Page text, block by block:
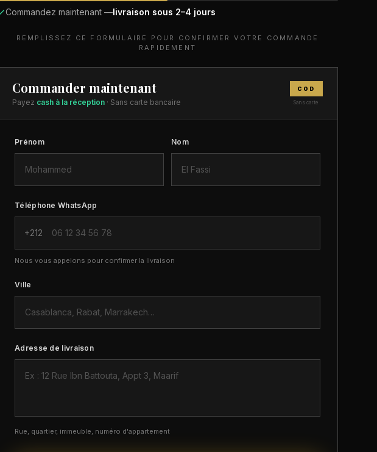
Commandez maintenant —livraison sous 2–4 jours
REMPLISSEZ CE FORMULAIRE POUR CONFIRMER VOTRE COMMANDE
RAPIDEMENT
Commander maintenant
Payez cash à la réception · Sans carte bancaire
COD
Sans carte
Prénom Nom
Téléphone WhatsApp
+212
Nous vous appelons pour confirmer la livraison
Ville
Adresse de livraison
Rue, quartier, immeuble, numéro d'appartement